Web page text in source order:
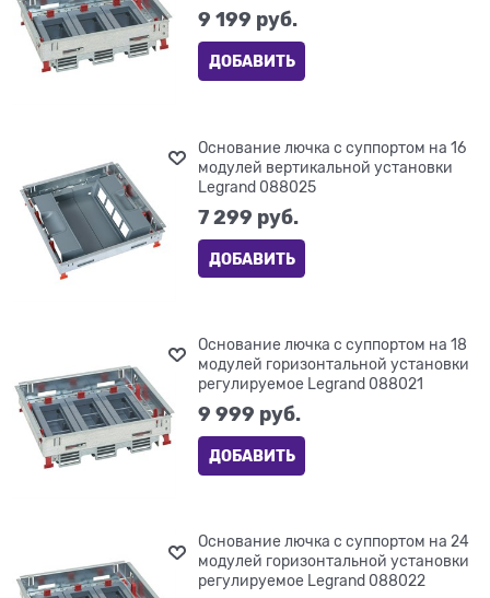
9 199 руб.
ДОБАВИТЬ
Основание лючка с суппортом на 16
модулей вертикальной установки
Legrand 088025
7 299 руб.
ДОБАВИТЬ
Основание лючка с суппортом на 18
модулей горизонтальной установки
регулируемое Legrand 088021
9 999 руб.
ДОБАВИТЬ
Основание лючка с суппортом на 24
модулей горизонтальной установки
регулируемое Legrand 088022